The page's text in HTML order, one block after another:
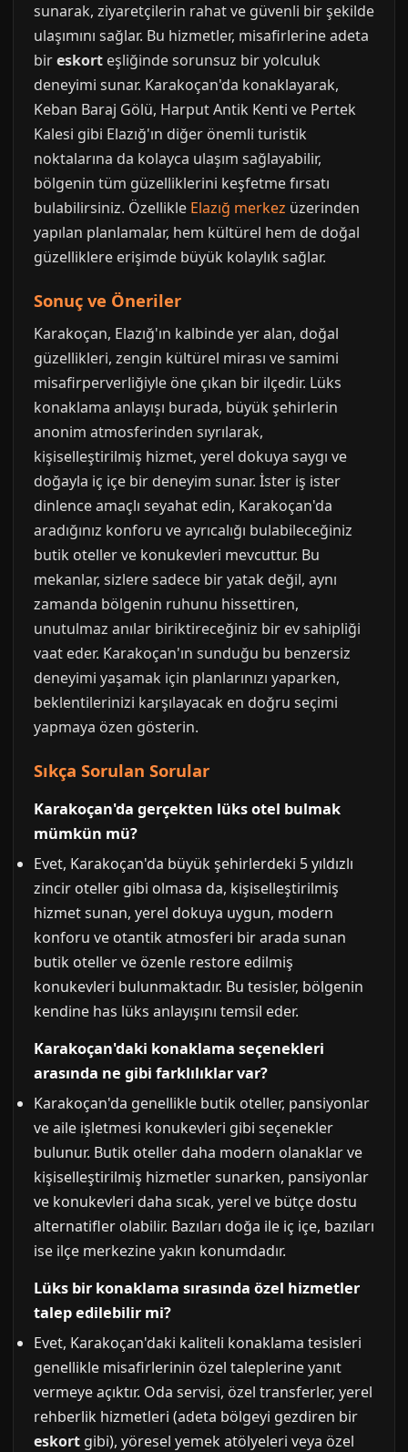
sunarak, ziyaretçilerin rahat ve güvenli bir şekilde
ulaşımını sağlar. Bu hizmetler, misafirlerine adeta
bireskort eşliğinde sorunsuz bir yolculuk
deneyimi sunar. Karakoçan'da konaklayarak,
Keban Baraj Gölü, Harput Antik Kenti ve Pertek
Kalesi gibi Elazığ'ın diğer önemli turistik
noktalarına da kolayca ulaşım sağlayabilir,
bölgenin tüm güzelliklerini keşfetme fırsatı
bulabilirsiniz. Özellikle Elazığ merkez üzerinden
yapılan planlamalar, hem kültürel hem de doğal
güzelliklere erişimde büyük kolaylık sağlar.
Sonuç ve Öneriler
Karakoçan, Elazığ'ın kalbinde yer alan, doğal
güzellikleri, zengin kültürel mirası ve samimi
misafirperverliğiyle öne çıkan bir ilçedir. Lüks
konaklama anlayışı burada, büyük şehirlerin
anonim atmosferinden sıyrılarak,
kişiselleştirilmiş hizmet, yerel dokuya saygı ve
doğayla iç içe bir deneyim sunar. İster iş ister
dinlence amaçlı seyahat edin, Karakoçan'da
aradığınız konforu ve ayrıcalığı bulabileceğiniz
butik oteller ve konukevleri mevcuttur. Bu
mekanlar, sizlere sadece bir yatak değil, aynı
zamanda bölgenin ruhunu hissettiren,
unutulmaz anılar biriktireceğiniz bir ev sahipliği
vaat eder. Karakoçan'ın sunduğu bu benzersiz
deneyimi yaşamak için planlarınızı yaparken,
beklentilerinizi karşılayacak en doğru seçimi
yapmaya özen gösterin.
Sıkça Sorulan Sorular
Karakoçan'da gerçekten lüks otel bulmak
mümkün mü?
Evet, Karakoçan'da büyük şehirlerdeki 5 yıldızlı
zincir oteller gibi olmasa da, kişiselleştirilmiş
hizmet sunan, yerel dokuya uygun, modern
konforu ve otantik atmosferi bir arada sunan
butik oteller ve özenle restore edilmiş
konukevleri bulunmaktadır. Bu tesisler, bölgenin
kendine has lüks anlayışını temsil eder.
Karakoçan'daki konaklama seçenekleri
arasında ne gibi farklılıklar var?
Karakoçan'da genellikle butik oteller, pansiyonlar
ve aile işletmesi konukevleri gibi seçenekler
bulunur. Butik oteller daha modern olanaklar ve
kişiselleştirilmiş hizmetler sunarken, pansiyonlar
ve konukevleri daha sıcak, yerel ve bütçe dostu
alternatifler olabilir. Bazıları doğa ile iç içe, bazıları
ise ilçe merkezine yakın konumdadır.
Lüks bir konaklama sırasında özel hizmetler
talep edilebilir mi?
Evet, Karakoçan'daki kaliteli konaklama tesisleri
genellikle misafirlerinin özel taleplerine yanıt
vermeye açıktır. Oda servisi, özel transferler, yerel
rehberlik hizmetleri (adeta bölgeyi gezdiren bir
eskort gibi), yöresel yemek atölyeleri veya özel